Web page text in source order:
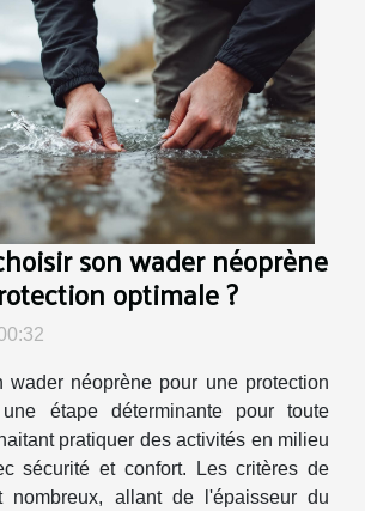
son wader néoprène
optimale ?
wader néoprène pour une protection
étape déterminante pour toute
pratiquer des activités en milieu
sécurité et confort. Les critères de
nombreux, allant de l'épaisseur du